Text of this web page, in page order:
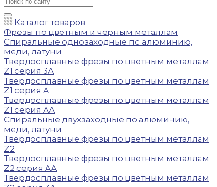
Каталог товаров
Фрезы по цветным и черным металлам
Спиральные однозаходные по алюминию,
меди, латуни
Твердосплавные фрезы по цветным металлам
Z1 серия 3A
Твердосплавные фрезы по цветным металлам
Z1 серия A
Твердосплавные фрезы по цветным металлам
Z1 серия AA
Спиральные двухзаходные по алюминию,
меди, латуни
Твердосплавные фрезы по цветным металлам
Z2
Твердосплавные фрезы по цветным металлам
Z2 серия AA
Твердосплавные фрезы по цветным металлам